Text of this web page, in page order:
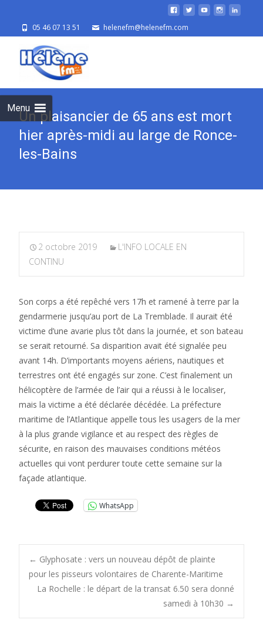
05 46 07 13 51 helenefm@helenefm.com
Menu
Un plaisancier de 65 ans est mort
hier après-midi au large de Ronce-
les-Bains
2 octobre 2019
L'INFO LOCALE EN
CONTINU
Son corps a été repêché vers 17h et ramené à terre par la
gendarmerie jusqu’au port de La Tremblade. Il aurait été
victime d’une avarie plus tôt dans la journée, et son bateau
se serait retourné. Sa disparition avait été signalée peu
avant 14h. D’importants moyens aériens, nautiques et
terrestres ont été engagés sur zone. C’est finalement un
hélicoptère de l’armée de l’air qui a réussi à le localiser,
mais la victime a été déclarée décédée. La préfecture
maritime de l’Atlantique appelle tous les usagers de la mer
à la plus grande vigilance et au respect des règles de
sécurite, en raison des mauvaises conditions météos
actuelles qui vont perdurer toute cette semaine sur la
façade atlantique.
WhatsApp
Post
navigation
← Glyphosate : vers un nouveau dépôt de plainte
pour les pisseurs volontaires de Charente-Maritime
La Rochelle : le départ de la transat 6.50 sera donné
samedi à 10h30 →